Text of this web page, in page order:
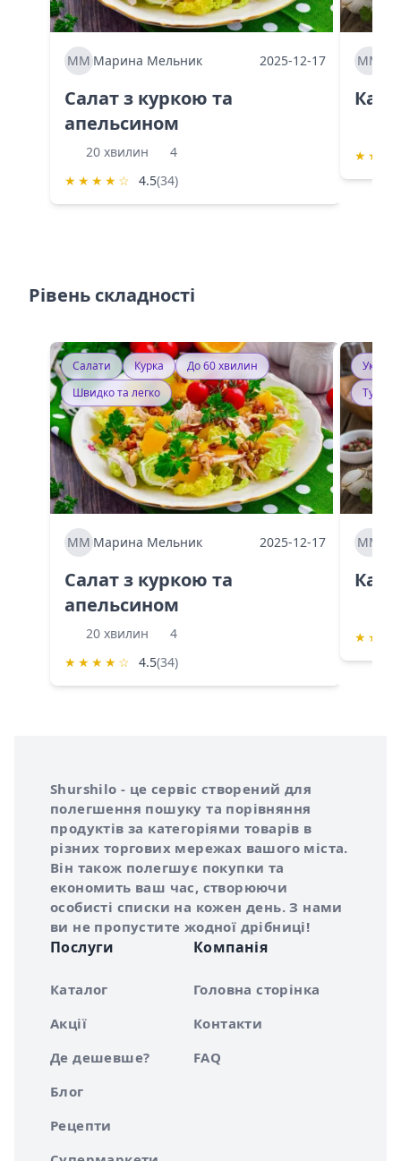
ММ Марина Мельник 2025-12-17
Салат з куркою та
апельсином
20 хвилин
4
★ ★ ★ ★ ☆ 4.5(34)
ММ
★ ★
Рівень складності
Салати Курка
До 60 хвилин
Швидко та легко
ММ Марина Мельник 2025-12-17
Салат з куркою та
апельсином
20 хвилин
4
★ ★ ★ ★ ☆ 4.5(34)
ММ
★ ★
Про сервіс Shurshilo
Shurshilo - це сервіс створений для
полегшення пошуку та порівняння
продуктів за категоріями товарів в
різних торгових мережах вашого міста.
Він також полегшує покупки та
економить ваш час, створюючи
особисті списки на кожен день. З нами
ви не пропустите жодної дрібниці!
Послуги
Каталог
Акції
Де дешевше?
Блог
Рецепти
Компанія
Головна сторінка
Контакти
FAQ